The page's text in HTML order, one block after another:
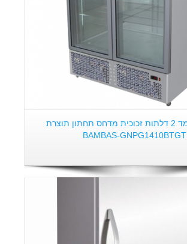
מקפיא עומד 2 דלתות זכוכית מדחס תחתון תוצרת
BAMBAS-GNPG1410BTGT